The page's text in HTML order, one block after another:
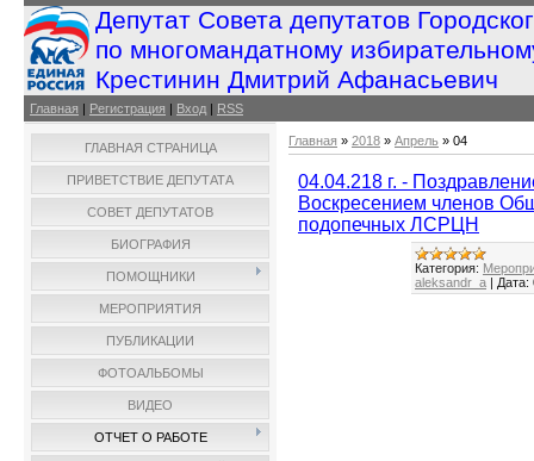
Депутат Совета депутатов
по многомандатному
Крестинин Дмитрий Афанасьевич
Главная | Регистрация | Вход | RSS
ГЛАВНАЯ СТРАНИЦА
ПРИВЕТСТВИЕ ДЕПУТАТА
СОВЕТ ДЕПУТАТОВ
БИОГРАФИЯ
ПОМОЩНИКИ
МЕРОПРИЯТИЯ
ПУБЛИКАЦИИ
ФОТОАЛЬБОМЫ
ВИДЕО
ОТЧЕТ О РАБОТЕ
Главная » 2018 » Апрель » 04
04.04.218 г. -
Воскресением членов
подопечных ЛСРЦН
Категория:
aleksandr_a | Дата: